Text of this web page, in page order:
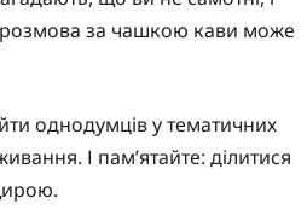
розмова за чашкою кави може
однодумців у тематичних
І пам’ятайте: ділитися